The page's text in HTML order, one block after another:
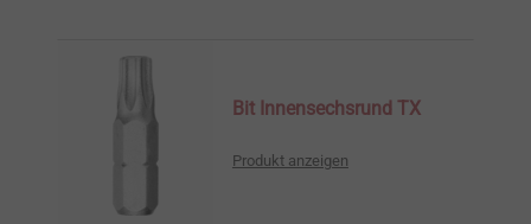
Bit Innensechsrund TX
Produkt anzeigen